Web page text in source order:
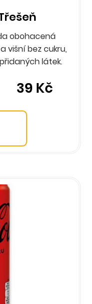
obohacená
višní bez cukru,
látek.
39 Kč